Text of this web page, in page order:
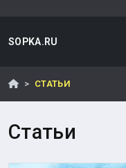
SOPKA.RU
СТАТЬИ
Статьи